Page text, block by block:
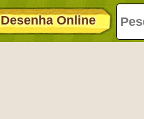
Desenha Online